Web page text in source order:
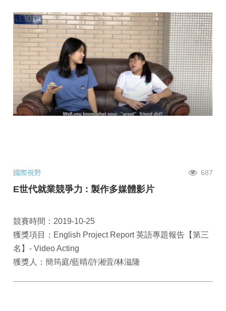
國際視野 687
E世代就業競爭力 : 製作多媒體影片
競賽時間：2019-10-25
獲獎項目：English Project Report 英語專題報告【第三
名】- Video Acting
獲獎人：簡筠庭/藍晴/許湘萓/林滋隆